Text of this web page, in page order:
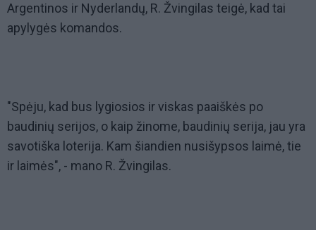
Argentinos ir Nyderlandų, R. Žvingilas teigė, kad tai
apylygės komandos.
"Spėju, kad bus lygiosios ir viskas paaiškės po
baudinių serijos, o kaip žinome, baudinių serija, jau yra
savotiška loterija. Kam šiandien nusišypsos laimė, tie
ir laimės", - mano R. Žvingilas.